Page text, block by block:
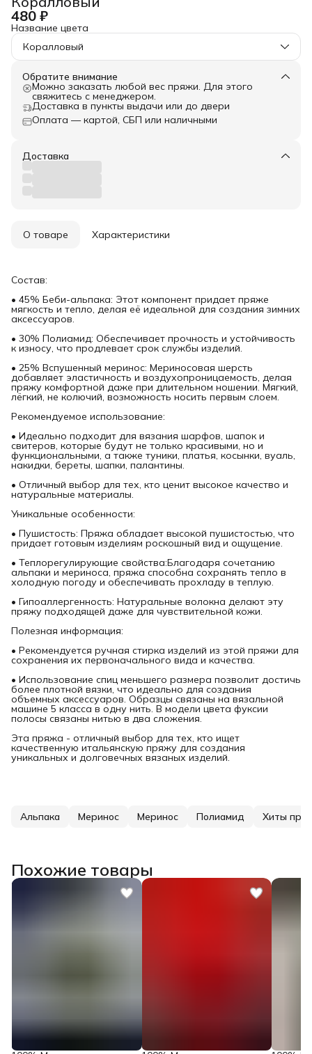
480 ₽
Название цвета
Коралловый
Обратите внимание
Можно заказать любой вес пряжи. Для этого
свяжитесь с менеджером.
Доставка в пункты выдачи или до двери
Оплата — картой, СБП или наличными
Доставка
О товаре Характеристики
Состав:
• 45% Беби-альпака: Этот компонент придает пряже
мягкость и тепло, делая её идеальной для создания зимних
аксессуаров.
• 30% Полиамид: Обеспечивает прочность и устойчивость
к износу, что продлевает срок службы изделий.
• 25% Вспушенный меринос: Мериносовая шерсть
добавляет эластичность и воздухопроницаемость, делая
пряжу комфортной даже при длительном ношении. Мягкий,
лёгкий, не колючий, возможность носить первым слоем.
Рекомендуемое использование:
• Идеально подходит для вязания шарфов, шапок и
свитеров, которые будут не только красивыми, но и
функциональными, а также туники, платья, косынки, вуаль,
накидки, береты, шапки, палантины.
• Отличный выбор для тех, кто ценит высокое качество и
натуральные материалы.
Уникальные особенности:
• Пушистость: Пряжа обладает высокой пушистостью, что
придает готовым изделиям роскошный вид и ощущение.
• Теплорегулирующие свойства:Благодаря сочетанию
альпаки и мериноса, пряжа способна сохранять тепло в
холодную погоду и обеспечивать прохладу в теплую.
• Гипоаллергенность: Натуральные волокна делают эту
пряжу подходящей даже для чувствительной кожи.
Полезная информация:
• Рекомендуется ручная стирка изделий из этой пряжи для
сохранения их первоначального вида и качества.
• Использование спиц меньшего размера позволит достичь
более плотной вязки, что идеально для создания
объемных аксессуаров. Образцы связаны на вязальной
машине 5 класса в одну нить. В модели цвета фуксии
полосы связаны нитью в два сложения.
Эта пряжа - отличный выбор для тех, кто ищет
качественную итальянскую пряжу для создания
уникальных и долговечных вязаных изделий.
Альпака Меринос Меринос Полиамид Хиты
Похожие товары